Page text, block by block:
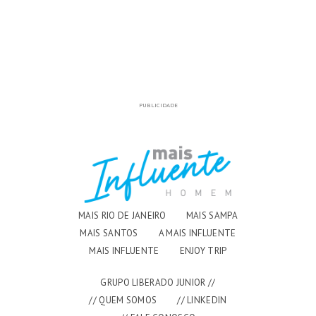
PUBLICIDADE
MAIS RIO DE JANEIRO
MAIS SAMPA
MAIS SANTOS
A MAIS INFLUENTE
MAIS INFLUENTE
ENJOY TRIP
GRUPO LIBERADO JUNIOR //
// QUEM SOMOS
// LINKEDIN